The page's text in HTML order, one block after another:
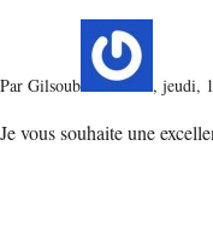
Par Gilsoub , jeudi,
Je vous souhaite une